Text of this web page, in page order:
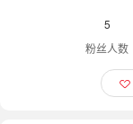
5
粉丝人数